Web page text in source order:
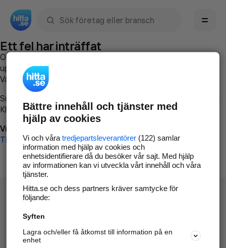
Ett fel har inträffat
Om du vill kan du
uppstod så att vi lättare och snabbare kan avhjälpa det.
Vänligen försök med följande:
Surfa till
Klicka påTillbaka-knappen i webbläsaren och försök igen
Vi beklagar besväret!
Till startsidan
Hitta.se - Gratis nummerupplysning.
Sök företag, personer och platser.
Bättre innehåll och tjänster med
hjälp av cookies
Vi och våra tredjepartsleverantörer(122) samlar
information med hjälp av cookies och
enhetsidentifierare då du besöker vår sajt. Med hjälp
av informationen kan vi utveckla vårt innehåll och våra
tjänster.
Hitta.se och dess partners kräver samtycke för
följande:
Syften
Lagra och/eller få åtkomst till information på en
enhet